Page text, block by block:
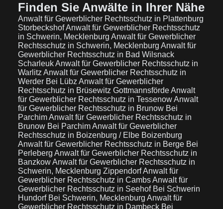
Finden Sie Anwälte in Ihrer Nähe
Anwalt für Gewerblicher Rechtsschutz in Plattenburg
StorbeckshofAnwalt für Gewerblicher Rechtsschutz
in Schwerin, Mecklenburg Anwalt für Gewerblicher
Rechtsschutz in Schwerin, Mecklenburg Anwalt für
Gewerblicher Rechtsschutz in Bad Wilsnack
ScharleukAnwalt für Gewerblicher Rechtsschutz in
Warlitz Anwalt für Gewerblicher Rechtsschutz in
Werder Bei Lübz Anwalt für Gewerblicher
Rechtsschutz in Brüsewitz GottmannsfördeAnwalt
für Gewerblicher Rechtsschutz in TessenowAnwalt
für Gewerblicher Rechtsschutz in Brunow Bei
ParchimAnwalt für Gewerblicher Rechtsschutz in
Brunow Bei ParchimAnwalt für Gewerblicher
Rechtsschutz in Boizenburg / Elbe Boizenburg
Anwalt für Gewerblicher Rechtsschutz in Berge Bei
Perleberg Anwalt für Gewerblicher Rechtsschutz in
BanzkowAnwalt für Gewerblicher Rechtsschutz in
Schwerin, Mecklenburg ZippendorfAnwalt für
Gewerblicher Rechtsschutz in CambsAnwalt für
Gewerblicher Rechtsschutz in Seehof Bei Schwerin
Hundorf Bei Schwerin, Mecklenburg Anwalt für
Gewerblicher Rechtsschutz in Dambeck Bei